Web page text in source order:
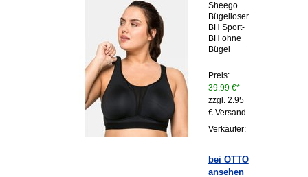
Sheego
Bügelloser
BH Sport-
BH ohne
Bügel
Preis:
39.99 €*
zzgl. 2.95
€ Versand
Verkäufer:
bei OTTO
ansehen